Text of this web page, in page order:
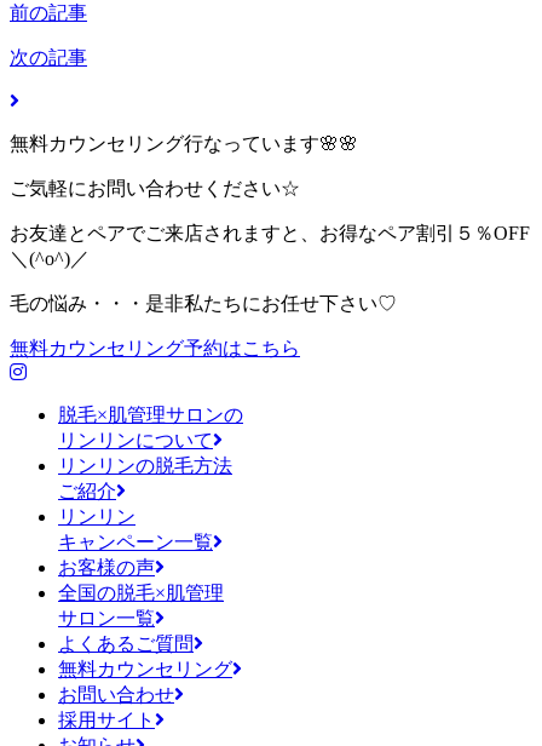
前の記事
次の記事
無料カウンセリング行なっています🌸🌸
ご気軽にお問い合わせください☆
お友達とペアでご来店されますと、お得なペア割引５％OFF
＼(^o^)／
毛の悩み・・・是非私たちにお任せ下さい♡
無料カウンセリング予約はこちら
脱毛×肌管理サロンの
リンリンについて
リンリンの脱毛方法
ご紹介
リンリン
キャンペーン一覧
お客様の声
全国の脱毛×肌管理
サロン一覧
よくあるご質問
無料カウンセリング
お問い合わせ
採用サイト